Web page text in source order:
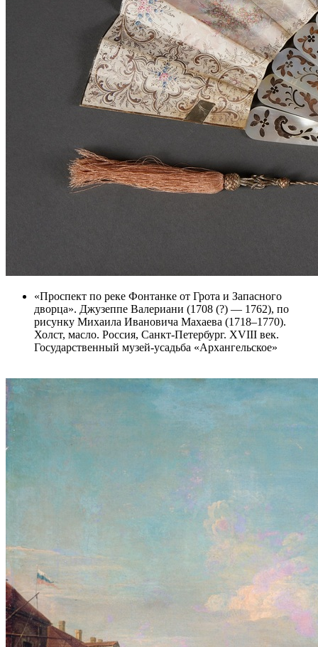
«Проспект по реке Фонтанке от Грота и Запасного
дворца». Джузеппе Валериани (1708 (?) — 1762), по
рисунку Михаила Ивановича Махаева (1718–1770).
Холст, масло. Россия, Санкт-Петербург. XVIII век.
Государственный музей-усадьба «Архангельское»